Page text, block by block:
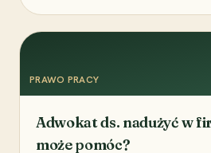
PRAWO PRACY
Adwokat ds. nadużyć w
może pomóc?